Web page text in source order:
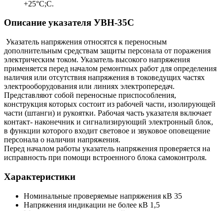
+25°С;С.
Описание указателя УВН-35С
Указатель напряжения относятся к переносным
дополнительным средствам защиты персонала от поражения
электрическим током. Указатель высокого напряжения
применяется перед началом ремонтных работ для определения
наличия или отсутствия напряжения в токоведущих частях
электрооборудования или линиях электропередач.
Представляют собой переносные приспособления,
конструкция которых состоит из рабочей части, изолирующей
части (штанги) и рукоятки. Рабочая часть указателя включает
контакт- наконечник и сигнализирующий электронный блок,
в функции которого входит световое и звуковое оповещение
персонала о наличии напряжения.
Перед началом работы указатель напряжения проверяется на
исправность при помощи встроенного блока самоконтроля.
Характеристики
Номинальные проверяемые напряжения кВ 35
Напряжения индикации не более кВ 1,5